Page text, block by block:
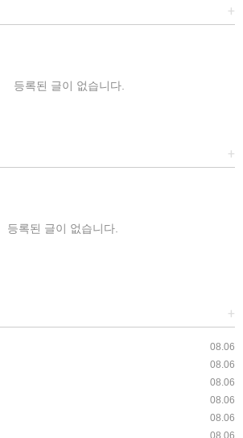
+
등록된 글이 없습니다.
+
등록된 글이 없습니다.
+
08.06
08.06
08.06
08.06
08.06
08.06